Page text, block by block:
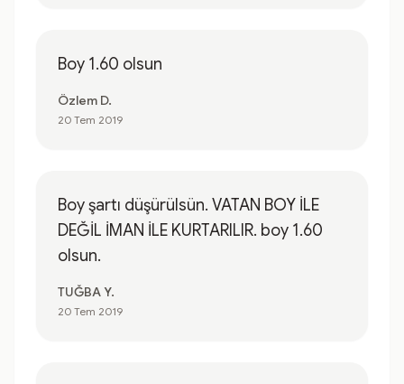
Boy 1.60 olsun
Özlem D.
20 Tem 2019
Boy şartı düşürülsün. VATAN BOY İLE
DEĞİL İMAN İLE KURTARILIR. boy 1.60
olsun.
TUĞBA Y.
20 Tem 2019